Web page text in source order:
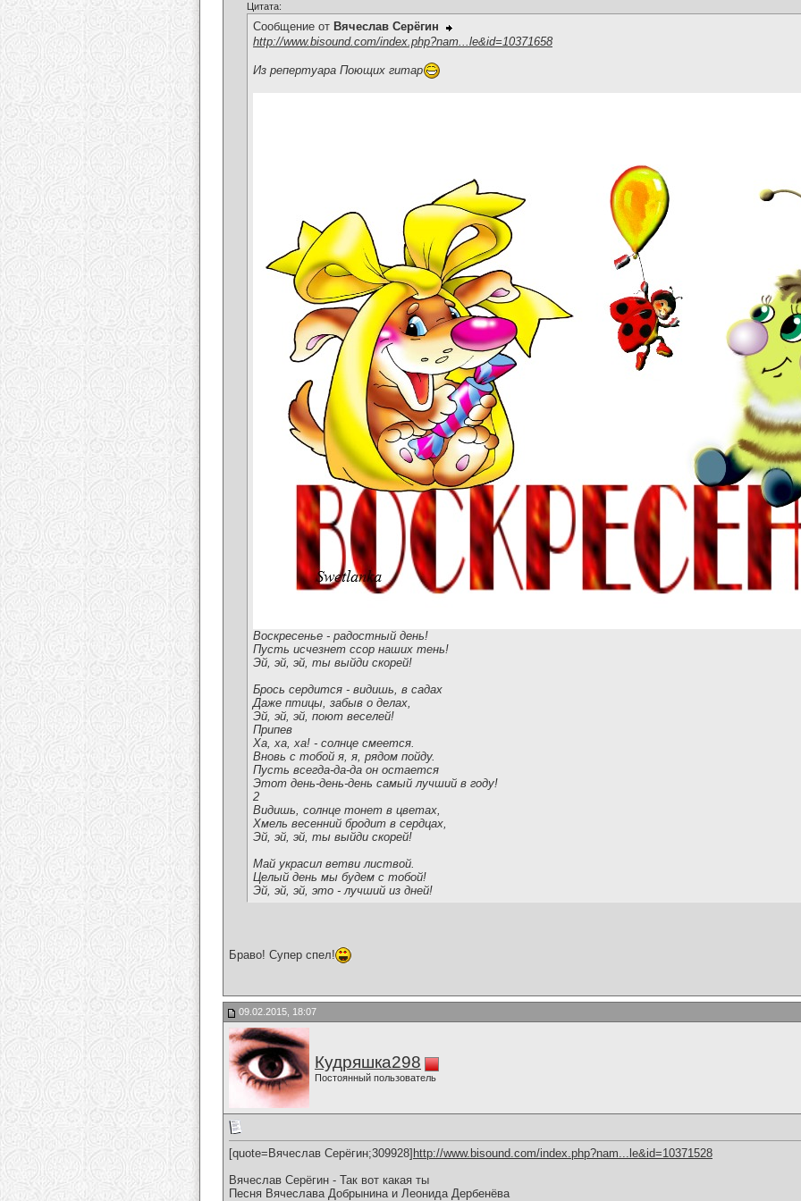
Цитата:
Сообщение от Вячеслав Серёгин
http://www.bisound.com/index.php?nam...le&id=10371658
Из репертуара Поющих гитар
Воскресенье - радостный день!
Пусть исчезнет ссор наших тень!
Эй, эй, эй, ты выйди скорей!
Брось сердится - видишь, в садах
Даже птицы, забыв о делах,
Эй, эй, эй, поют веселей!
Припев
Ха, ха, ха! - солнце смеется.
Вновь с тобой я, я, рядом пойду.
Пусть всегда-да-да он остается
Этот день-день-день самый лучший в году!
2
Видишь, солнце тонет в цветах,
Хмель весенний бродит в сердцах,
Эй, эй, эй, ты выйди скорей!
Май украсил ветви листвой.
Целый день мы будем с тобой!
Эй, эй, эй, это - лучший из дней!
Браво! Супер спел!
09.02.2015, 18:07
Кудряшка298
Постоянный пользователь
[quote=Вячеслав Серёгин;309928] http://www.bisound.com/index.php?nam...le&id=10371528
Вячеслав Серёгин - Так вот какая ты
Песня Вячеслава Добрынина и Леонида Дербенёва